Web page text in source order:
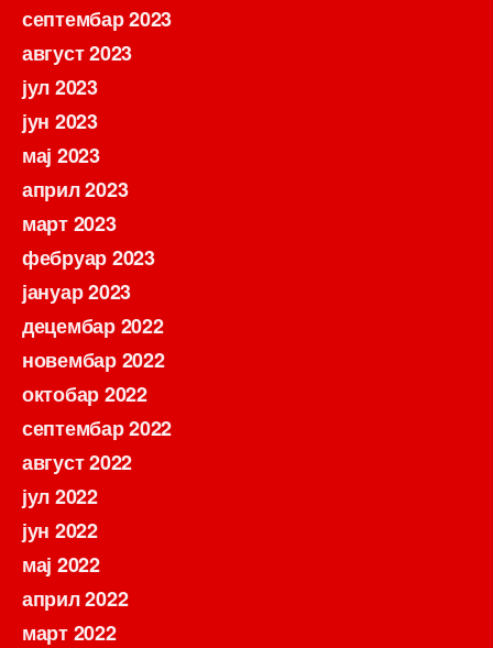
септембар 2023
август 2023
јул 2023
јун 2023
мај 2023
април 2023
март 2023
фебруар 2023
јануар 2023
децембар 2022
новембар 2022
октобар 2022
септембар 2022
август 2022
јул 2022
јун 2022
мај 2022
април 2022
март 2022